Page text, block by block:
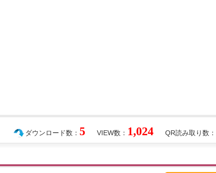
QR読み取り数：
VIEW数： 1,024
ダウンロード数： 5